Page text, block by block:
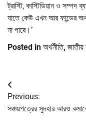
ট্রাস্টি, কাস্টিডিয়ান ও সম্পদ
যাতে কেউ এখন আর ফান্ডের
না পারে।’
Posted in অর্থনীতি, জাতীয়
Post
navigation
Previous:
সঞ্চয়পত্রের সুদহার আরও